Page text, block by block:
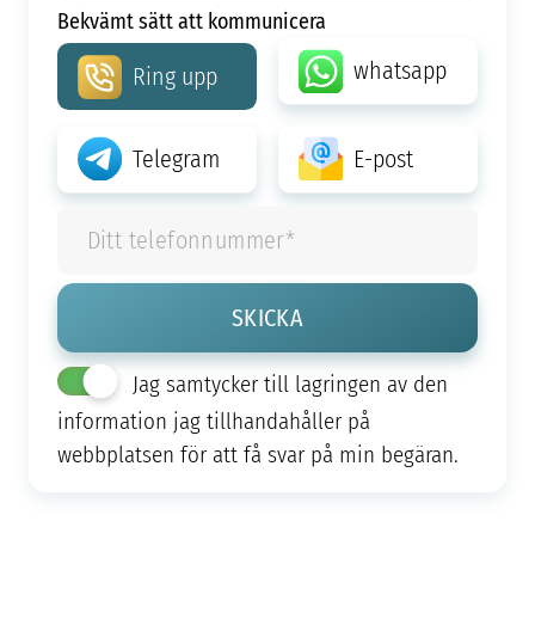
Bekvämt sätt att kommunicera
Ring upp whatsapp
Telegram E-post
Jag samtycker till lagringen av den
information jag tillhandahåller på
webbplatsen för att få svar på min begäran.